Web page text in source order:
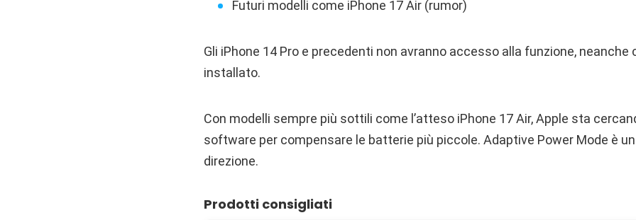
Futuri modelli come iPhone 17 Air (rumor)
Gli iPhone 14 Pro e precedenti non avranno accesso alla funzione, neanche
installato.
Con modelli sempre più sottili come l’atteso iPhone 17 Air, Apple sta
software per compensare le batterie più piccole. Adaptive Power Mode è
direzione.
Prodotti consigliati